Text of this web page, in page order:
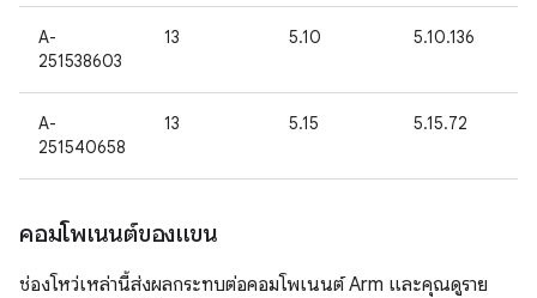
A-
251538603
13 5.10 5.10.136
A-
251540658
13 5.15 5.15.72
คอมโพเนนต์ของแขน
ช่องโหว่เหล่านี้ส่งผลกระทบต่อคอมโพเนนต์ Arm และคุณดูราย